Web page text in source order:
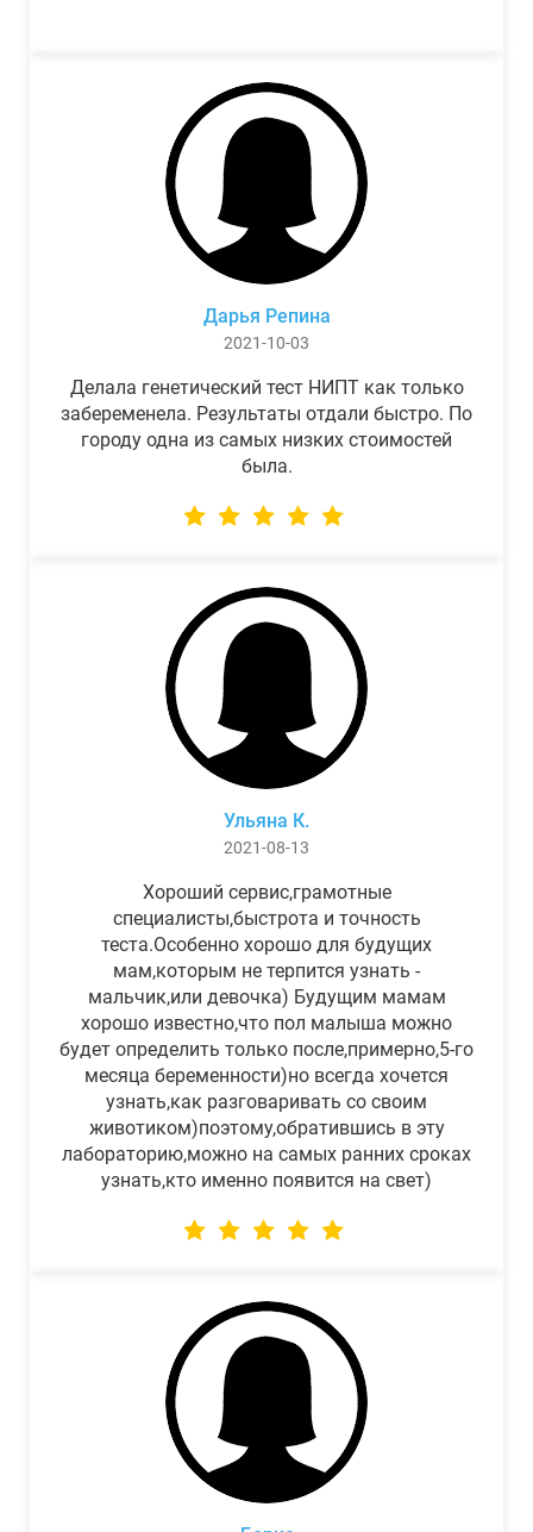
Дарья Репина
2021-10-03
Делала генетический тест НИПТ как только
забеременела. Результаты отдали быстро. По
городу одна из самых низких стоимостей
была.
Ульяна К.
2021-08-13
Хороший сервис,грамотные
специалисты,быстрота и точность
теста.Особенно хорошо для будущих
мам,которым не терпится узнать -
мальчик,или девочка) Будущим мамам
хорошо известно,что пол малыша можно
будет определить только после,примерно,5-го
месяца беременности)но всегда хочется
узнать,как разговаривать со своим
животиком)поэтому,обратившись в эту
лабораторию,можно на самых ранних сроках
узнать,кто именно появится на свет)